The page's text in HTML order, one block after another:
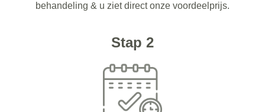
behandeling & u ziet direct onze voordeelprijs.
Stap 2